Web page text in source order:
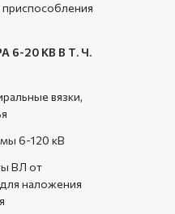
6-20 КВ В Т. Ч.
ВЛ от
наложения
6-120 кВ
вязки,